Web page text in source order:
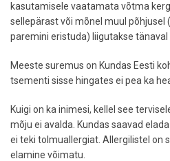
kasutamisele vaatamata võtma
sellepärast või mõnel muul
paremini eristuda) liigutakse tänaval
Meeste suremus on Kundas Eesti
tsementi sisse hingates ei pea ka
Kuigi on ka inimesi, kellel see
mõju ei avalda. Kundas saavad elada
ei teki tolmuallergiat. Allergilistel on
elamine võimatu.